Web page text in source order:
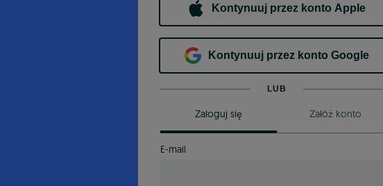
Kontynuuj przez konto Apple
Kontynuuj przez konto Google
LUB
Zaloguj się Załóż konto
E-mail